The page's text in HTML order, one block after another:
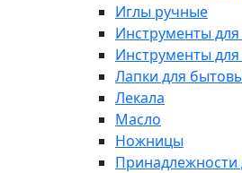
Иглы ручные
Инструменты
Инструменты для
Лапки для
Лекала
Масло
Ножницы